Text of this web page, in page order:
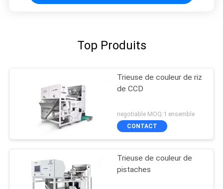
Top Produits
Trieuse de couleur de riz
de CCD
negotiable MOQ:1 ensemble
CONTACT
Trieuse de couleur de
pistaches